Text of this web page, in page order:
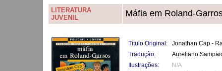
LITERATURA
JUVENIL
Máfia em Roland-
Título Original:
Jonathan Cap -
Tradução:
Aureliano
Ilustrações:
N/A